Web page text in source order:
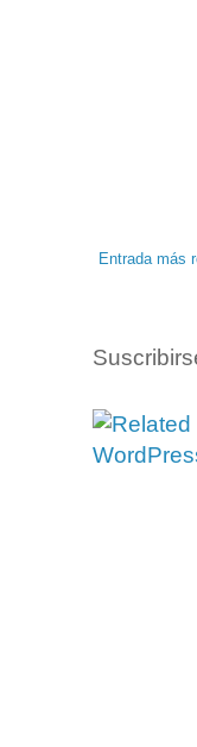
Entrada más